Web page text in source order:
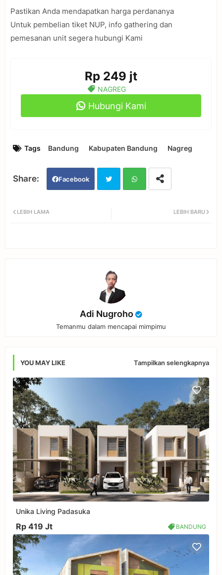
Pastikan Anda mendapatkan harga perdananya
Untuk pembelian tiket NUP, info gathering dan
pemesanan unit segera hubungi Kami
Rp 249 jt
NAGREG
Hubungi Kami
Tags Bandung Kabupaten Bandung Nagreg
Facebook
LEBIH BARU
LEBIH LAMA
Adi Nugroho
Temanmu dalam mencapai mimpimu
YOU MAY LIKE Tampilkan selengkapnya
Unika Living Padasuka
Rp 419 Jt BANDUNG